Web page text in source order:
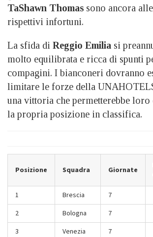
TaShawn Thomas sono ancora
rispettivi infortuni.
La sfida di Reggio Emilia si
molto equilibrata e ricca di spunti
compagini. I bianconeri dovranno
limitare le forze della
una vittoria che permetterebbe
la propria posizione in classifica.
Posizione Squadra Giornate
1 Brescia 7
2
Bologna 7
3
Venezia 7